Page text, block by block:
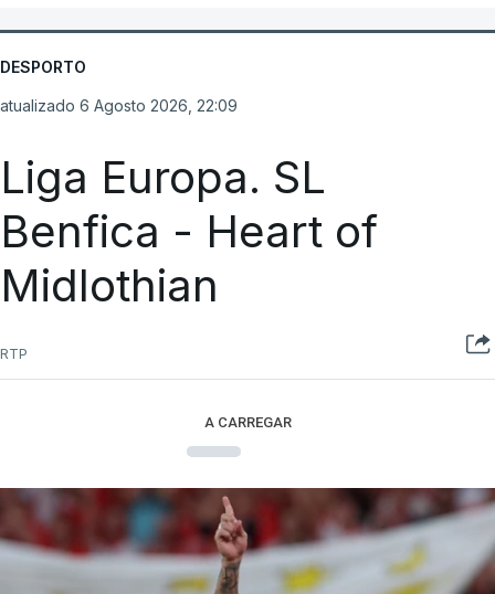
DESPORTO
atualizado 6 Agosto 2026, 22:09
Liga Europa. SL
Benfica - Heart of
Midlothian
RTP
A CARREGAR